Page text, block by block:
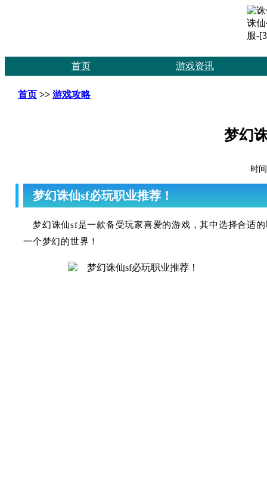
首页 游戏资讯
首页 >> 游戏攻略
梦幻
时
梦幻诛仙sf必玩职业推荐！
梦幻诛仙sf是一款备受玩家喜爱的游戏，其中选择合适
一个梦幻的世界！